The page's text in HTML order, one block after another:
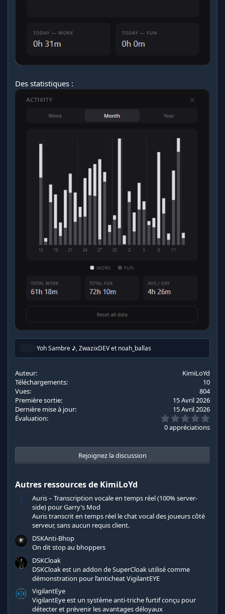
Des statistiques :
R
c
t
i
n
s
:
Yoh Sambre ♪,ZwazixDEVet noah_ballas
Auteur
KimiLoYd
Téléchargements
10
Vues
804
Première sortie
15 Avril 2026
Dernière mise à jour
15 Avril 2026
Évaluation
.
0
0 appréciations
Rejoignez la discussion
Autres ressources de KimiLoYd
Auris – Transcription vocale en temps réel (100% server-
side) pour Garry’s Mod
Auris transcrit en temps réel le chat vocal des joueurs côté
serveur, sans aucun requis client.
DSKAnti-Bhop
On dit stop au bhoppers
DSKCloak
DSKCloak est un addon de SuperCloak utilisé comme
démonstration pour l’anticheat VigilantEYE
VigilantEye
VigilantEye est un système anti-triche furtif conçu pour
détecter et prévenir les avantages déloyaux